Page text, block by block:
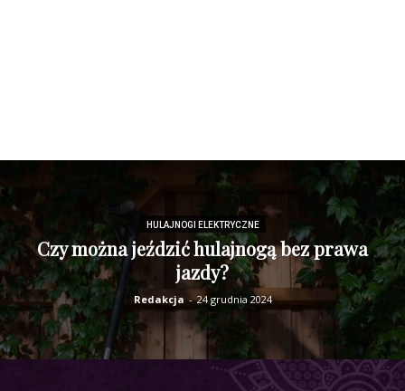
HULAJNOGI ELEKTRYCZNE
Czy można jeździć hulajnogą bez prawa
jazdy?
Redakcja - 24 grudnia 2024